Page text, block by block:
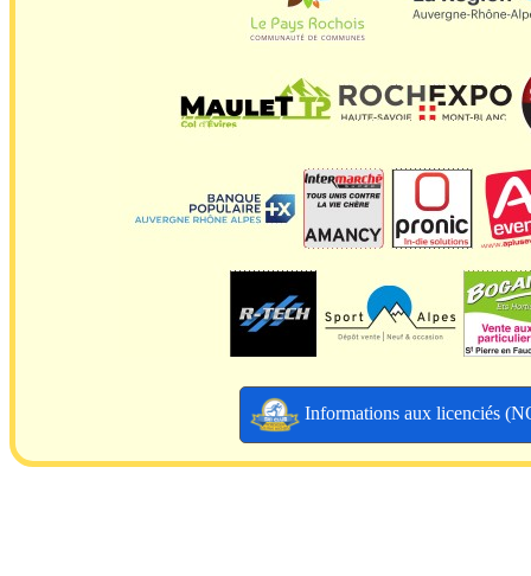
Informations aux licenciés